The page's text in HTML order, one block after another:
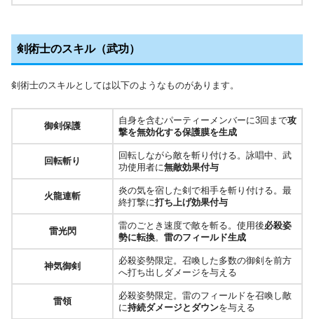
剣術士のスキル（武功）
剣術士のスキルとしては以下のようなものがあります。
御剣保護
自身を含むパーティーメンバーに3回まで攻
撃を無効化する保護膜を生成
回転斬り
回転しながら敵を斬り付ける。詠唱中、武
功使用者に無敵効果付与
火龍連斬
炎の気を宿した剣で相手を斬り付ける。最
終打撃に打ち上げ効果付与
雷光閃
雷のごとき速度で敵を斬る。使用後必殺姿
勢に転換。 雷のフィールド生成
神気御剣
必殺姿勢限定。召喚した多数の御剣を前方
へ打ち出しダメージを与える
雷領
必殺姿勢限定。雷のフィールドを召喚し敵
に持続ダメージとダウンを与える